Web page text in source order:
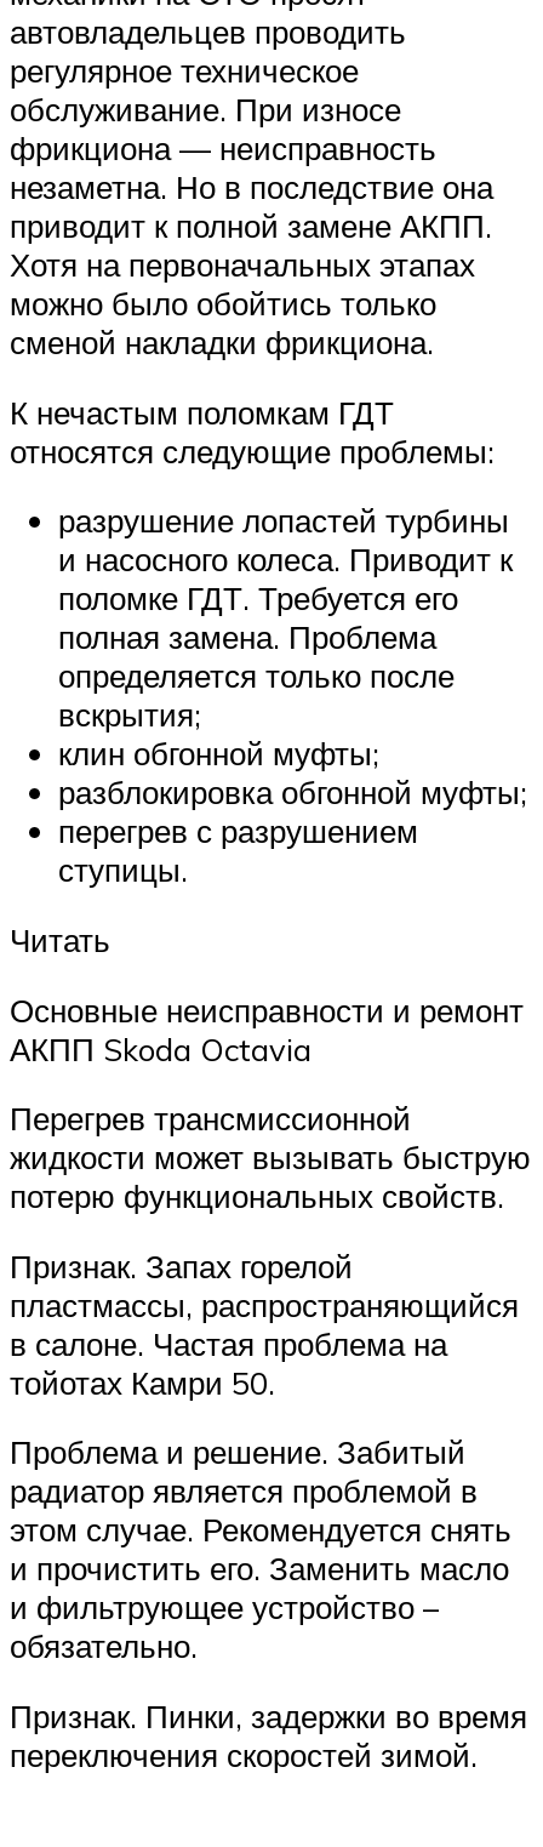
автовладельцев проводить
регулярное техническое
обслуживание. При износе
фрикциона — неисправность
незаметна. Но в последствие она
приводит к полной замене АКПП.
Хотя на первоначальных этапах
можно было обойтись только
сменой накладки фрикциона.
К нечастым поломкам ГДТ
относятся следующие проблемы:
разрушение лопастей турбины
и насосного колеса. Приводит к
поломке ГДТ. Требуется его
полная замена. Проблема
определяется только после
вскрытия;
клин обгонной муфты;
разблокировка обгонной муфты;
перегрев с разрушением
ступицы.
Читать
Основные неисправности и ремонт
АКПП Skoda Octavia
Перегрев трансмиссионной
жидкости может вызывать быструю
потерю функциональных свойств.
Признак. Запах горелой
пластмассы, распространяющийся
в салоне. Частая проблема на
тойотах Камри 50.
Проблема и решение. Забитый
радиатор является проблемой в
этом случае. Рекомендуется снять
и прочистить его. Заменить масло
и фильтрующее устройство –
обязательно.
Признак. Пинки, задержки во время
переключения скоростей зимой.